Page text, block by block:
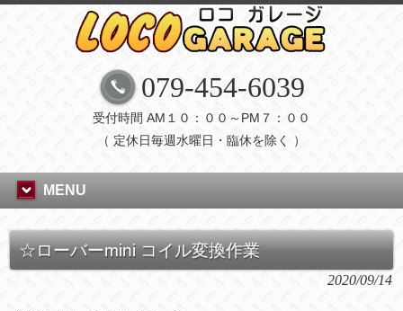
079-454-6039
受付時間 AM１０：００～PM７：００
（ 定休日毎週水曜日・臨休を除く ）
MENU
☆ローバーmini コイル変換作業
2020/09/14